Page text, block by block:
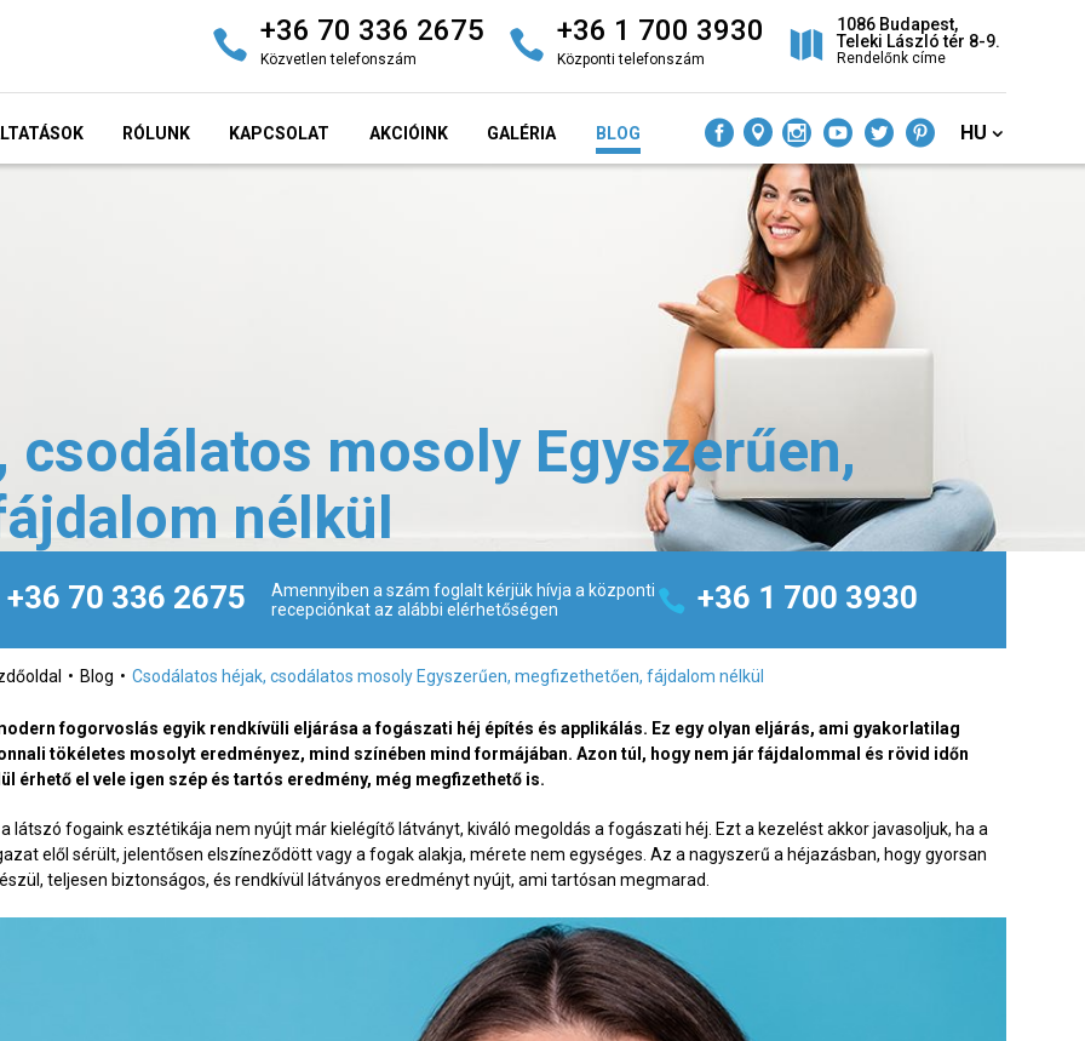
+36 70 336 2675
Közvetlen telefonszám
+36 1 700 3930
Központi telefonszám
1086 Budapest,
Teleki László tér 8-9.
Rendelőnk címe
RÓLUNK KAPCSOLAT AKCIÓINK GALÉRIA BLOG HU
csodálatos mosoly Egyszerűen,
nélkül
+36 70 336 2675
Amennyiben a szám foglalt kérjük hívja a központi
recepciónkat az alábbi elérhetőségen
+36 1 700 3930
Blog Csodálatos héjak, csodálatos mosoly Egyszerűen, megfizethetően, fájdalom nélkül
fogorvoslás egyik rendkívüli eljárása a fogászati héj építés és applikálás. Ez egy olyan eljárás, ami gyakorlatilag
tökéletes mosolyt eredményez, mind színében mind formájában. Azon túl, hogy nem jár fájdalommal és rövid időn
érhető el vele igen szép és tartós eredmény, még megfizethető is.
a látszó fogaink esztétikája nem nyújt már kielégítő látványt, kiváló megoldás a fogászati héj. Ezt a kezelést akkor javasoljuk, ha a
elől sérült, jelentősen elszíneződött vagy a fogak alakja, mérete nem egységes. Az a nagyszerű a héjazásban, hogy gyorsan
teljesen biztonságos, és rendkívül látványos eredményt nyújt, ami tartósan megmarad.